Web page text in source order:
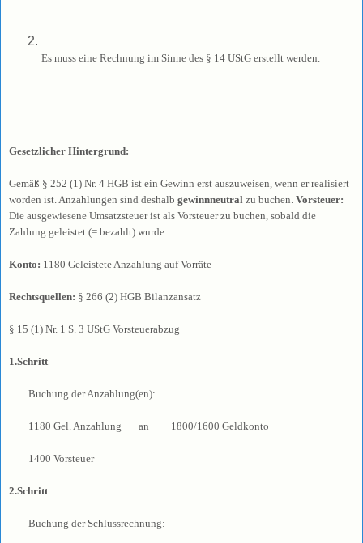
Es muss eine Rechnung im Sinne des § 14 UStG erstellt werden.
Gesetzlicher Hintergrund:
Gemäß § 252 (1) Nr. 4 HGB ist ein Gewinn erst auszuweisen, wenn er realisiert
worden ist. Anzahlungen sind deshalb gewinnneutral zu buchen. Vorsteuer:
Die ausgewiesene Umsatzsteuer ist als Vorsteuer zu buchen, sobald die
Zahlung geleistet (= bezahlt) wurde.
Konto: 1180 Geleistete Anzahlung auf Vorräte
Rechtsquellen: § 266 (2) HGB Bilanzansatz
§ 15 (1) Nr. 1 S. 3 UStG Vorsteuerabzug
1.Schritt
Buchung der Anzahlung(en):
1180 Gel. Anzahlung an 1800/1600 Geldkonto
1400 Vorsteuer
2.Schritt
Buchung der Schlussrechnung: